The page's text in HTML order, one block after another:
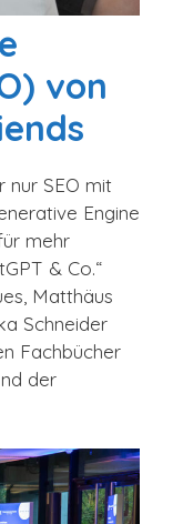
von
SEO mit
Engine
mehr
& Co.“
Matthäus
Schneider
Fachbücher
der